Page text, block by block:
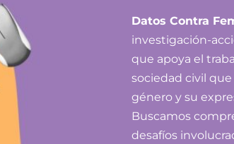
Datos Contra
investigación-
que apoya el
sociedad civil
género y su
Buscamos
desafíos